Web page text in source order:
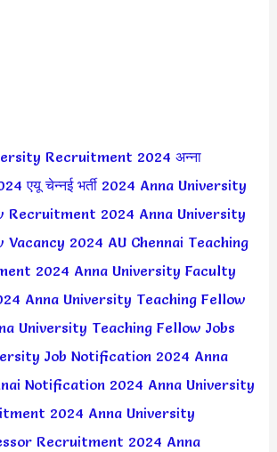
Recruitment 2024 अन्ना
एयू चेन्नई भर्ती 2024 Anna University
Recruitment 2024 Anna University
Vacancy 2024 AU Chennai Teaching
2024 Anna University Faculty
Anna University Teaching Fellow
University Teaching Fellow Jobs
Job Notification 2024 Anna
Notification 2024 Anna University
2024 Anna University
Recruitment 2024 Anna